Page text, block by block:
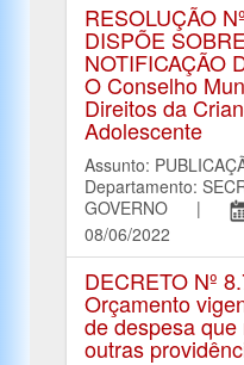
RESOLUÇÃO
DISPÕE SOBRE
NOTIFICAÇÃO
O Conselho
Direitos da
Adolescente
Assunto:
Departamento:
GOVERNO |
08/06/2022
DECRETO Nº
Orçamento
de despesa
outras